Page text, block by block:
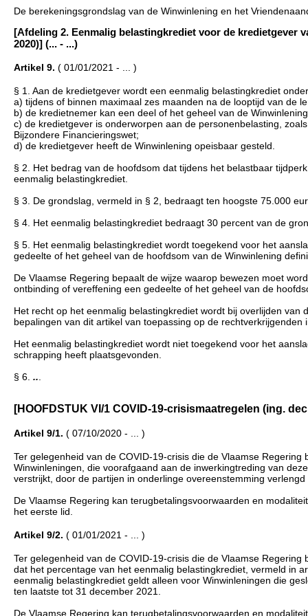
De berekeningsgrondslag van de Winwinlening en het
[Afdeling 2. Eenmalig belastingkrediet voor de kredietgever
2020)] (... - ...)
Artikel 9. ( 01/01/2021 - ... )
§ 1. Aan de kredietgever wordt een eenmalig belastingkrediet
a) tijdens of binnen maximaal zes maanden na de looptijd van de
b) de kredietnemer kan een deel of het geheel van de
c) de kredietgever is onderworpen aan de personenbelasting,
Bijzondere Financieringswet;
d) de kredietgever heeft de Winwinlening opeisbaar gesteld.
§ 2. Het bedrag van de hoofdsom dat tijdens het belastbaar
eenmalig belastingkrediet.
§ 3. De grondslag, vermeld in § 2, bedraagt ten hoogste 75.000
§ 4. Het eenmalig belastingkrediet bedraagt 30 percent van de
§ 5. Het eenmalig belastingkrediet wordt toegekend voor het
gedeelte of het geheel van de hoofdsom van de Winwinlening
De Vlaamse Regering bepaalt de wijze waarop bewezen moet
ontbinding of vereffening een gedeelte of het geheel van de
Het recht op het eenmalig belastingkrediet wordt bij overlijden
bepalingen van dit artikel van toepassing op de
Het eenmalig belastingkrediet wordt niet toegekend voor het
schrapping heeft plaatsgevonden.
§ 6. ...
[HOOFDSTUK VI/1 COVID-19-crisismaatregelen (ing.
Artikel 9/1. ( 07/10/2020 - ... )
Ter gelegenheid van de COVID-19-crisis die de Vlaamse
Winwinleningen, die voorafgaand aan de inwerkingtreding van
verstrijkt, door de partijen in onderlinge overeenstemming
De Vlaamse Regering kan terugbetalingsvoorwaarden en
het eerste lid.
Artikel 9/2. ( 01/01/2021 - ... )
Ter gelegenheid van de COVID-19-crisis die de Vlaamse
dat het percentage van het eenmalig belastingkrediet, vermeld in
eenmalig belastingkrediet geldt alleen voor Winwinleningen die
ten laatste tot 31 december 2021.
De Vlaamse Regering kan terugbetalingsvoorwaarden en